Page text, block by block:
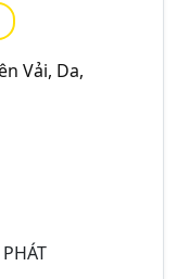
Vải, Da,